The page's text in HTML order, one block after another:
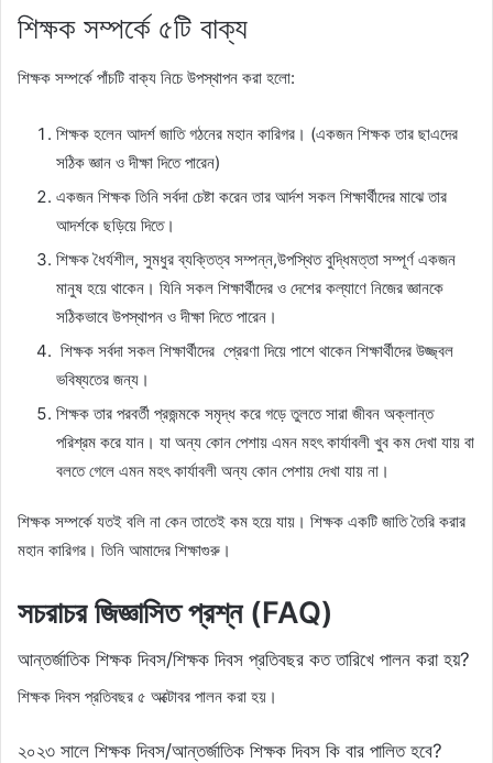
শিক্ষক সম্পর্কে ৫টি বাক্য
শিক্ষক সম্পর্কে পাঁচটি বাক্য নিচে উপস্থাপন করা হলো:
শিক্ষক হলেন আদর্শ জাতি গঠনের মহান কারিগর। (একজন শিক্ষক তার ছাএদের
সঠিক জ্ঞান ও দীক্ষা দিতে পারেন)
একজন শিক্ষক তিনি সর্বদা চেষ্টা করেন তার আর্দশ সকল শিক্ষার্থীদের মাঝে তার
আদর্শকে ছড়িয়ে দিতে।
শিক্ষক ধৈর্যশীল, সুমধুর ব্যক্তিত্ব সম্পন্ন,উপস্থিত বুদ্ধিমত্তা সম্পূর্ণ একজন
মানুষ হয়ে থাকেন। যিনি সকল শিক্ষার্থীদের ও দেশের কল্যাণে নিজের জ্ঞানকে
সঠিকভাবে উপস্থাপন ও দীক্ষা দিতে পারেন।
শিক্ষক সর্বদা সকল শিক্ষার্থীদের প্রেরণা দিয়ে পাশে থাকেন শিক্ষার্থীদের উজ্জ্বল
ভবিষ্যতের জন্য।
শিক্ষক তার পরবর্তী প্রজন্মকে সমৃদ্ধ করে গড়ে তুলতে সারা জীবন অক্লান্ত
পরিশ্রম করে যান। যা অন্য কোন পেশায় এমন মহৎ কার্যাবলী খুব কম দেখা যায় বা
বলতে গেলে এমন মহৎ কার্যাবলী অন্য কোন পেশায় দেখা যায় না।
শিক্ষক সম্পর্কে যতই বলি না কেন তাতেই কম হয়ে যায়। শিক্ষক একটি জাতি তৈরি করার
মহান কারিগর। তিনি আমাদের শিক্ষাগুরু।
সচরাচর জিজ্ঞাসিত প্রশ্ন (FAQ)
আন্তর্জাতিক শিক্ষক দিবস/শিক্ষক দিবস প্রতিবছর কত তারিখে পালন করা হয়?
শিক্ষক দিবস প্রতিবছর ৫ অক্টোবর পালন করা হয়।
২০২৩ সালে শিক্ষক দিবস/আন্তর্জাতিক শিক্ষক দিবস কি বার পালিত হবে?